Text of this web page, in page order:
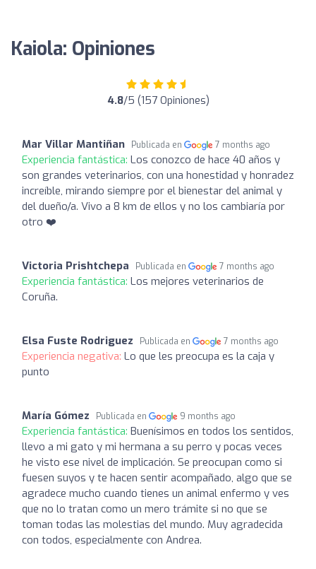
Kaiola: Opiniones
4.8/5 (157 Opiniones)
Mar Villar Mantiñan Publicada en 7 months ago
Experiencia fantástica: Los conozco de hace 40 años y
son grandes veterinarios, con una honestidad y honradez
increíble, mirando siempre por el bienestar del animal y
del dueño/a. Vivo a 8 km de ellos y no los cambiaría por
otro ❤️‍
Victoria Prishtchepa Publicada en 7 months ago
Experiencia fantástica: Los mejores veterinarios de
Coruña.
Elsa Fuste Rodriguez Publicada en 7 months ago
Experiencia negativa: Lo que les preocupa es la caja y
punto
María Gómez Publicada en 9 months ago
Experiencia fantástica: Buenísimos en todos los sentidos,
llevo a mi gato y mi hermana a su perro y pocas veces
he visto ese nivel de implicación. Se preocupan como si
fuesen suyos y te hacen sentir acompañado, algo que se
agradece mucho cuando tienes un animal enfermo y ves
que no lo tratan como un mero trámite si no que se
toman todas las molestias del mundo. Muy agradecida
con todos, especialmente con Andrea.